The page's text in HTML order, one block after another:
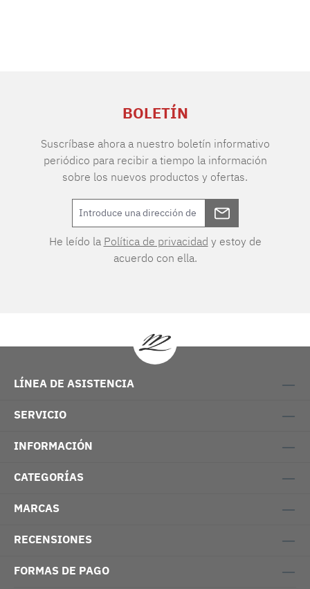
BOLETÍN
Suscríbase ahora a nuestro boletín informativo
periódico para recibir a tiempo la información
sobre los nuevos productos y ofertas.
He leído la Política de privacidad y estoy de
acuerdo con ella.
LÍNEA DE ASISTENCIA
SERVICIO
INFORMACIÓN
CATEGORÍAS
MARCAS
RECENSIONES
FORMAS DE PAGO